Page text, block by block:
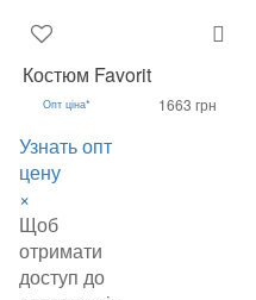
Костюм Favorit
Опт ціна*
Узнать опт
цену
×
Щоб
отримати
доступ до
1663 грн